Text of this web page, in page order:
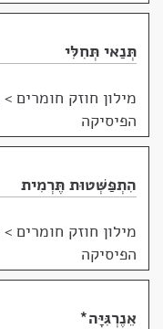
תְּנַאי תְּחִלִּי
מילון חוזק חומרים >
הפיסיקה
הִתְפַּשְּׁטוּת תֶּרְמִית
מילון חוזק חומרים >
הפיסיקה
אֵנֶרְגִּיָּה*